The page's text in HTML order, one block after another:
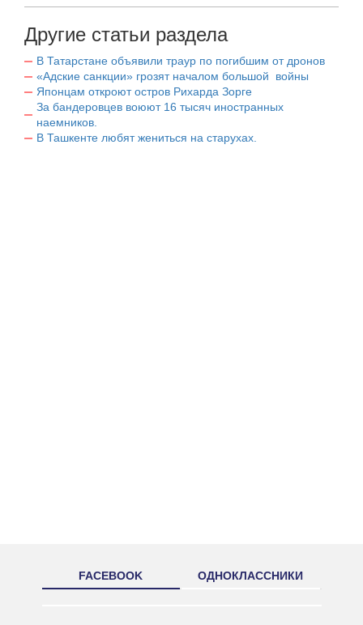
Другие статьи раздела
В Татарстане объявили траур по погибшим от дронов
«Адские санкции» грозят началом большой войны
Японцам откроют остров Рихарда Зорге
За бандеровцев воюют 16 тысяч иностранных
наемников.
В Ташкенте любят жениться на старухах.
FACEBOOK ОДНОКЛАССНИКИ